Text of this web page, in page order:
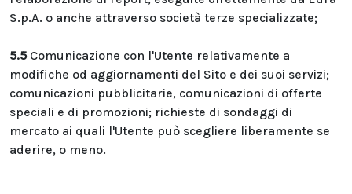
S.p.A. o anche attraverso società terze specializzate;
5.5 Comunicazione con l'Utente relativamente a
modifiche od aggiornamenti del Sito e dei suoi servizi;
comunicazioni pubblicitarie, comunicazioni di offerte
speciali e di promozioni; richieste di sondaggi di
mercato ai quali l'Utente può scegliere liberamente se
aderire, o meno.